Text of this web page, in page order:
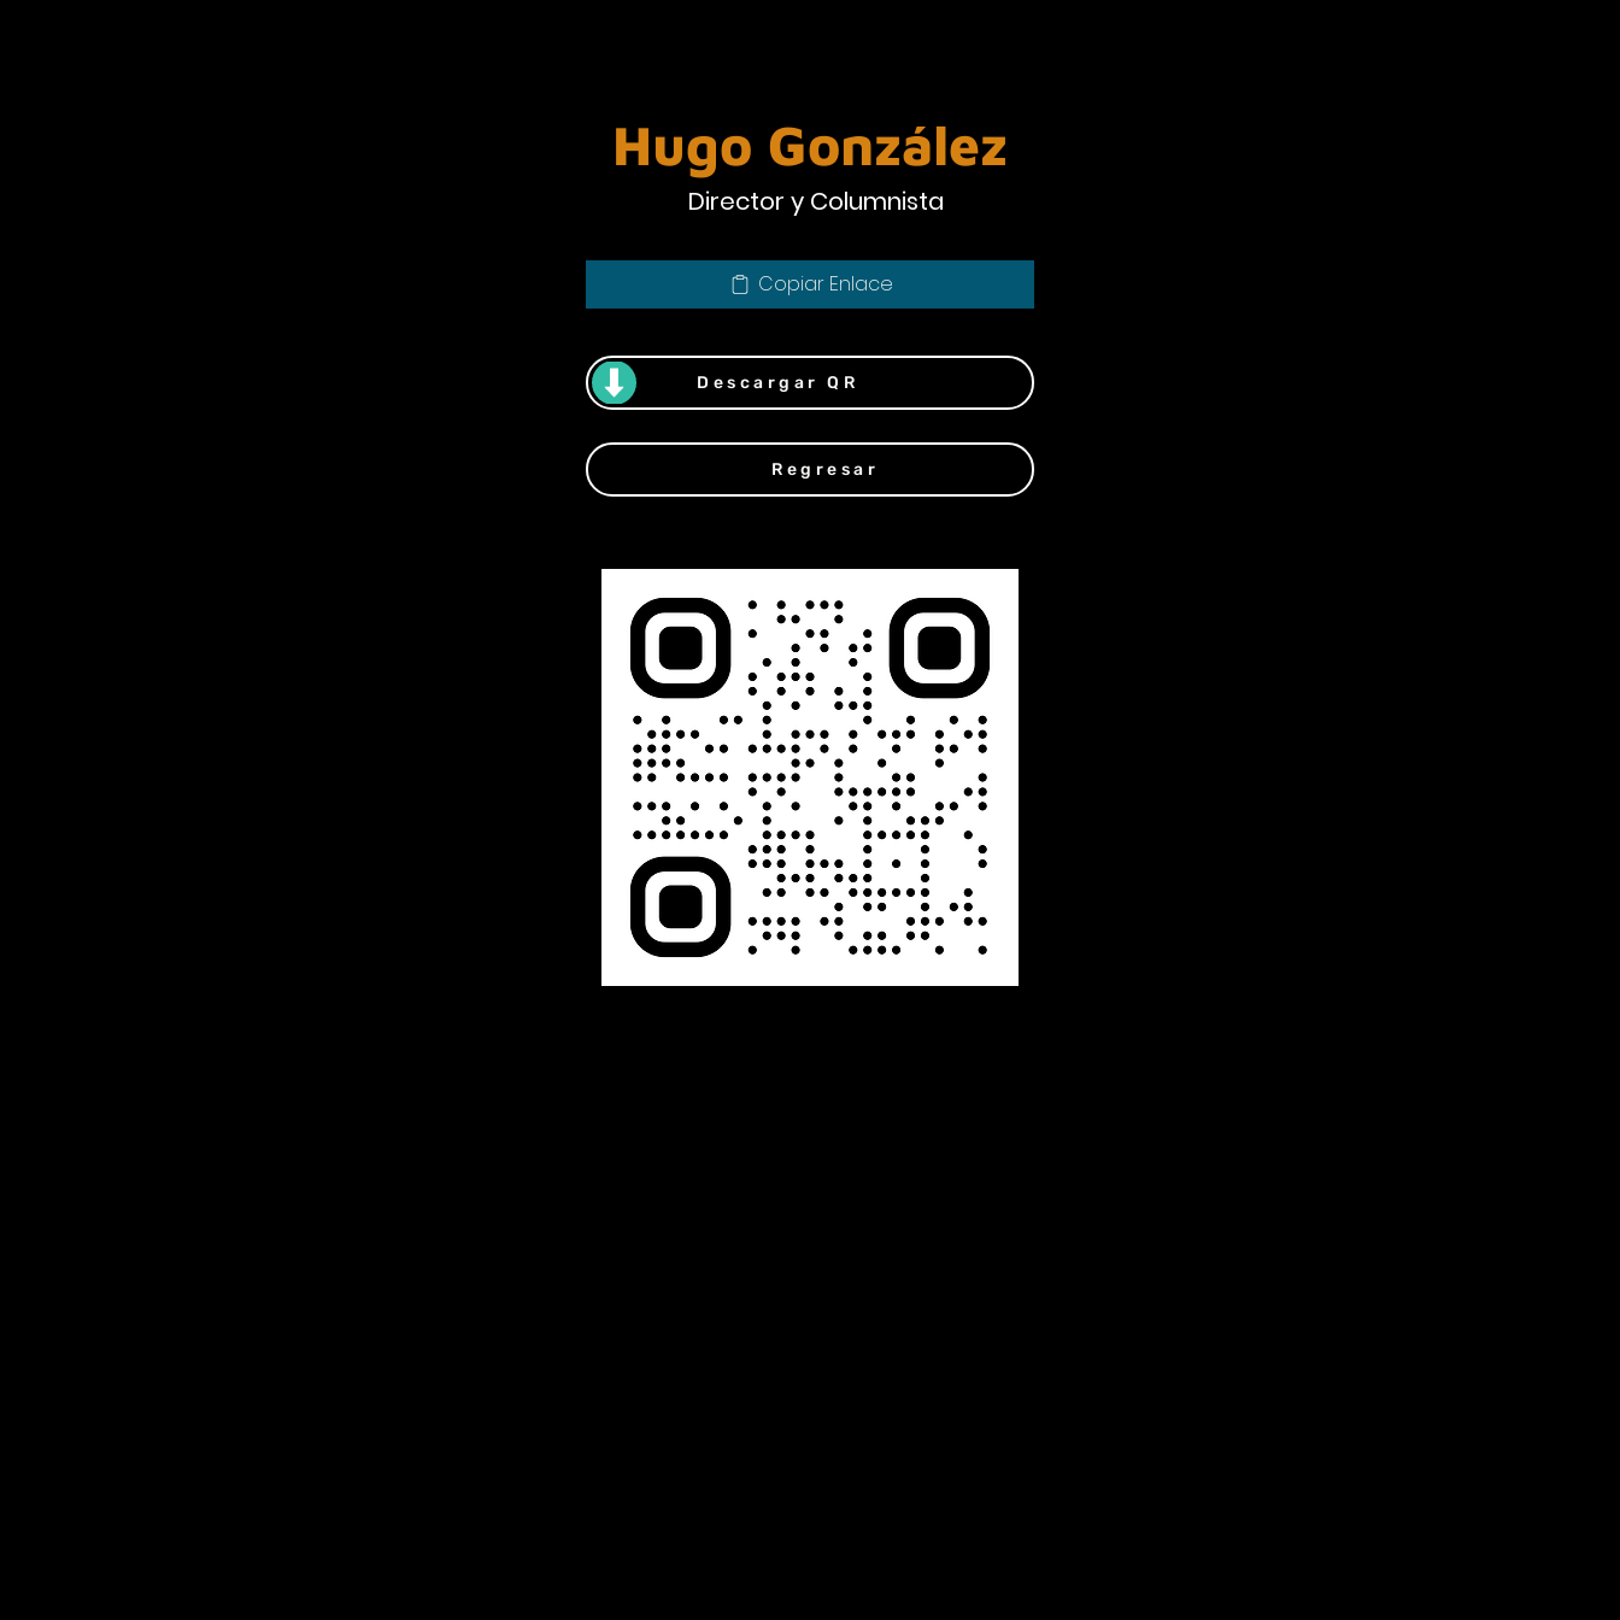
Hugo González
Director y Columnista
Copiar Enlace
Descargar QR
Regresar